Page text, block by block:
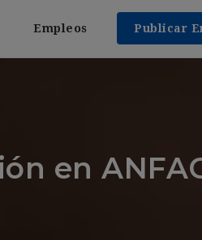
Empleos Publicar
en